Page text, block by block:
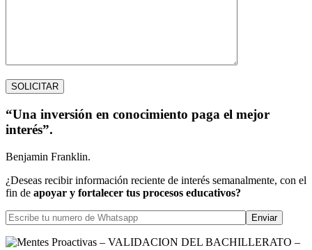
“Una inversión en conocimiento paga el mejor
interés”.
Benjamin Franklin.
¿Deseas recibir información reciente de interés semanalmente, con el
fin de apoyar y fortalecer tus procesos educativos?